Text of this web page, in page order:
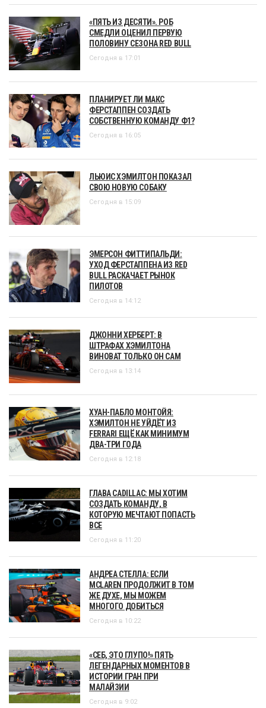
«ПЯТЬ ИЗ ДЕСЯТИ». РОБ
СМЕДЛИ ОЦЕНИЛ ПЕРВУЮ
ПОЛОВИНУ СЕЗОНА RED BULL
Сегодня в 17:01
ПЛАНИРУЕТ ЛИ МАКС
ФЕРСТАППЕН СОЗДАТЬ
СОБСТВЕННУЮ КОМАНДУ Ф1?
Сегодня в 16:05
ЛЬЮИС ХЭМИЛТОН ПОКАЗАЛ
СВОЮ НОВУЮ СОБАКУ
Сегодня в 15:09
ЭМЕРСОН ФИТТИПАЛЬДИ:
УХОД ФЕРСТАППЕНА ИЗ RED
BULL РАСКАЧАЕТ РЫНОК
ПИЛОТОВ
Сегодня в 14:12
ДЖОННИ ХЕРБЕРТ: В
ШТРАФАХ ХЭМИЛТОНА
ВИНОВАТ ТОЛЬКО ОН САМ
Сегодня в 13:14
ХУАН-ПАБЛО МОНТОЙЯ:
ХЭМИЛТОН НЕ УЙДЁТ ИЗ
FERRARI ЕЩЁ КАК МИНИМУМ
ДВА-ТРИ ГОДА
Сегодня в 12:18
ГЛАВА CADILLAC: МЫ ХОТИМ
СОЗДАТЬ КОМАНДУ, В
КОТОРУЮ МЕЧТАЮТ ПОПАСТЬ
ВСЕ
Сегодня в 11:20
АНДРЕА СТЕЛЛА: ЕСЛИ
MCLAREN ПРОДОЛЖИТ В ТОМ
ЖЕ ДУХЕ, МЫ МОЖЕМ
МНОГОГО ДОБИТЬСЯ
Сегодня в 10:22
«СЕБ, ЭТО ГЛУПО!» ПЯТЬ
ЛЕГЕНДАРНЫХ МОМЕНТОВ В
ИСТОРИИ ГРАН ПРИ
МАЛАЙЗИИ
Сегодня в 9:02